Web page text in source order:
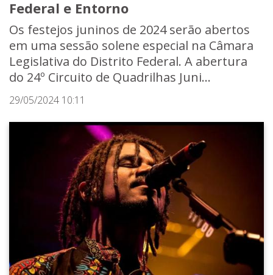
Federal e Entorno
Os festejos juninos de 2024 serão abertos
em uma sessão solene especial na Câmara
Legislativa do Distrito Federal. A abertura
do 24º Circuito de Quadrilhas Juni...
29/05/2024 10:11